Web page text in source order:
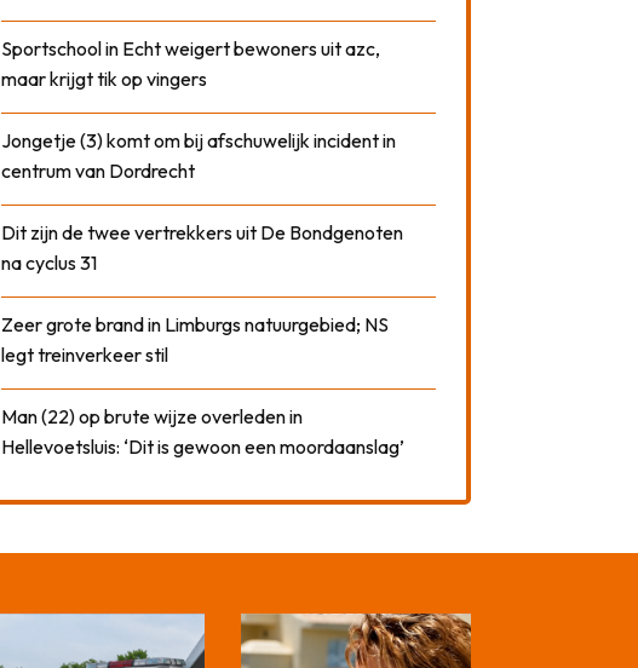
Sportschool in Echt weigert bewoners uit azc,
maar krijgt tik op vingers
Jongetje (3) komt om bij afschuwelijk incident in
centrum van Dordrecht
Dit zijn de twee vertrekkers uit De Bondgenoten
na cyclus 31
Zeer grote brand in Limburgs natuurgebied; NS
legt treinverkeer stil
Man (22) op brute wijze overleden in
Hellevoetsluis: ‘Dit is gewoon een moordaanslag’